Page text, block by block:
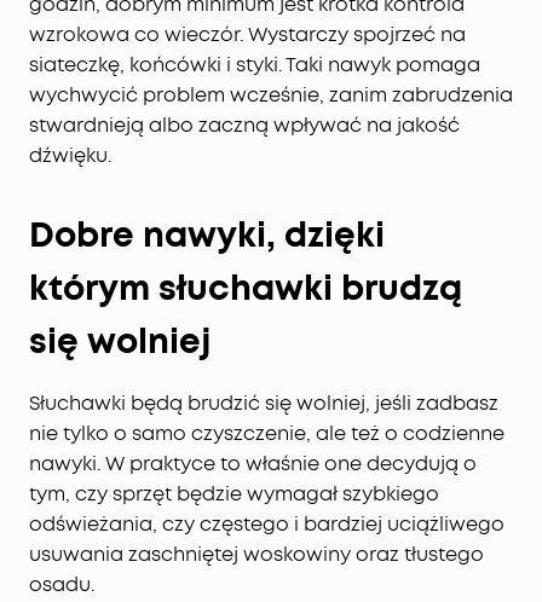
wzrokowa co wieczór. Wystarczy spojrzeć na
siateczkę, końcówki i styki. Taki nawyk pomaga
wychwycić problem wcześnie, zanim zabrudzenia
stwardnieją albo zaczną wpływać na jakość
dźwięku.
Dobre nawyki, dzięki
którym słuchawki brudzą
się wolniej
Słuchawki będą brudzić się wolniej, jeśli zadbasz
nie tylko o samo czyszczenie, ale też o codzienne
nawyki. W praktyce to właśnie one decydują o
tym, czy sprzęt będzie wymagał szybkiego
odświeżania, czy częstego i bardziej uciążliwego
usuwania zaschniętej woskowiny oraz tłustego
osadu.